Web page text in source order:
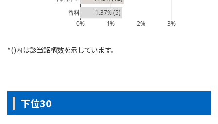
1.37% (5)
0% 1% 2% 3%
香料
*()内は該当銘柄数を示しています。
下位30